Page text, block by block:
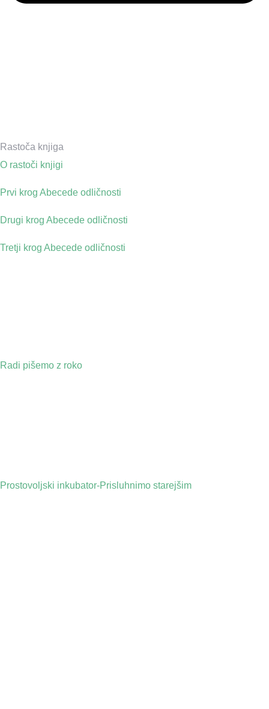
Rastoča knjiga
O rastoči knjigi
Prvi krog Abecede odličnosti
Drugi krog Abecede odličnosti
Tretji krog Abecede odličnosti
Radi pišemo z roko
Prostovoljski inkubator-Prisluhnimo starejšim